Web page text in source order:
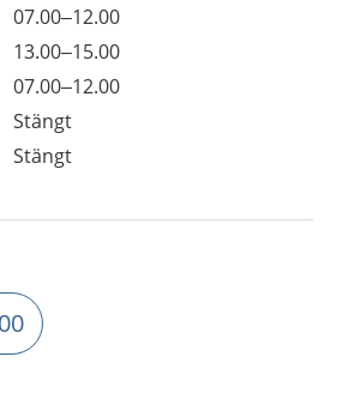
07.00–12.00
13.00–15.00
07.00–12.00
Stängt
Stängt